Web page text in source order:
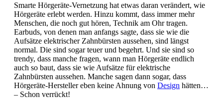
Smarte Hörgeräte-Vernetzung hat etwas daran verändert, wie
Hörgeräte erlebt werden. Hinzu kommt, dass immer mehr
Menschen, die noch gut hören, Technik am Ohr tragen.
Earbuds, von denen man anfangs sagte, dass sie wie die
Aufsätze elektrischer Zahnbürsten aussehen, sind längst
normal. Die sind sogar teuer und begehrt. Und sie sind so
trendy, dass manche fragen, wann man Hörgeräte endlich
auch so baut, dass sie wie Aufsätze für elektrische
Zahnbürsten aussehen. Manche sagen dann sogar, dass
Hörgeräte-Hersteller eben keine Ahnung von Design hätten…
– Schon verrückt!